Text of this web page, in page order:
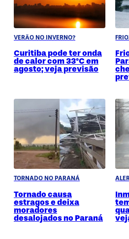
VERÃO NO INVERNO?
Curitiba pode ter onda
de calor com 33°C em
agosto; veja previsão
TORNADO NO PARANÁ
Tornado causa
estragos e deixa
moradores
desalojados no Paraná